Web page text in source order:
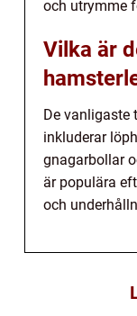
och utrymme
Vilka är
De vanligaste
inkluderar
gnagarbollar
är populära
och